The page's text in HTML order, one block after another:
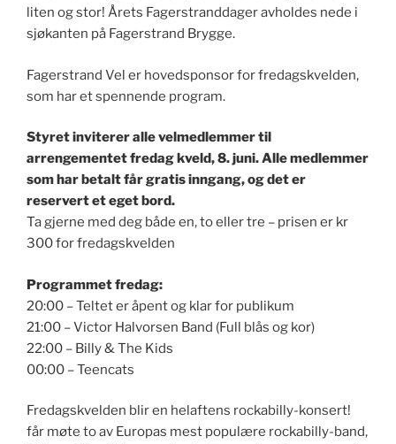
liten og stor! Årets Fagerstranddager avholdes nede i
sjøkanten på Fagerstrand Brygge.
Fagerstrand Vel er hovedsponsor for fredagskvelden,
som har et spennende program.
Styret inviterer alle velmedlemmer til
arrengementet fredag kveld, 8. juni. Alle medlemmer
som har betalt får gratis inngang, og det er
reservert et eget bord.
Ta gjerne med deg både en, to eller tre – prisen er kr
300 for fredagskvelden
Programmet fredag:
20:00 – Teltet er åpent og klar for publikum
21:00 – Victor Halvorsen Band (Full blås og kor)
22:00 – Billy & The Kids
00:00 – Teencats
Fredagskvelden blir en helaftens rockabilly-konsert!
får møte to av Europas mest populære rockabilly-band,